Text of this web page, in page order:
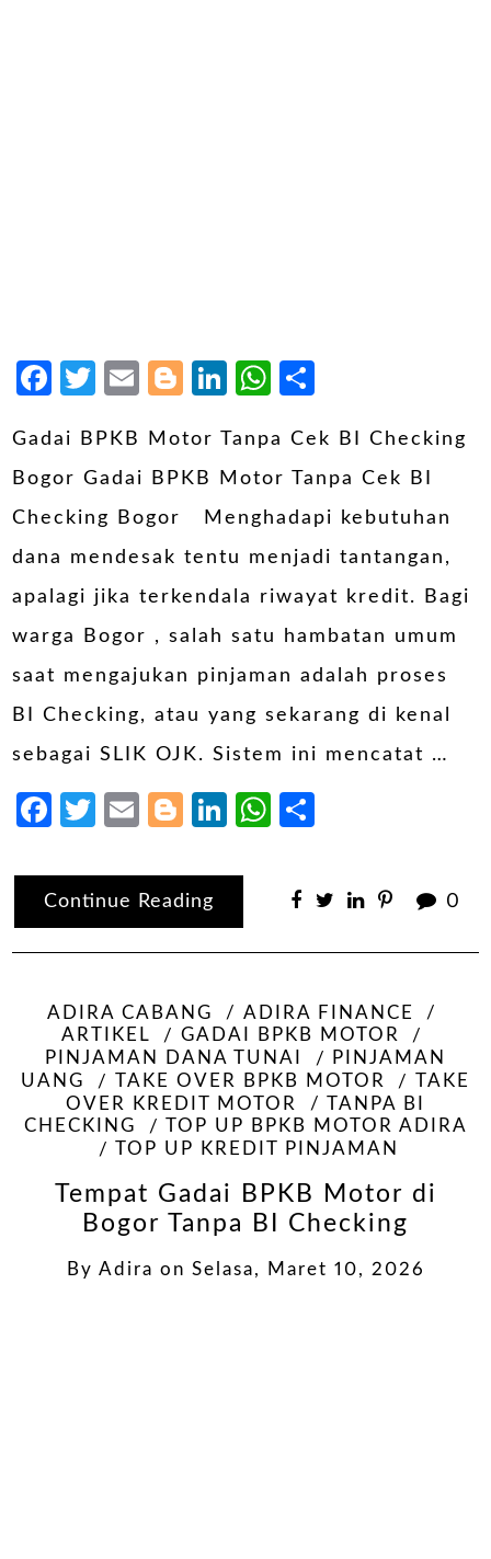
Facebook
Twitter
EmailBlogger
LinkedIn
WhatsApp
Gadai BPKB Motor Tanpa Cek BI Checking
Bogor Gadai BPKB Motor Tanpa Cek BI
Checking Bogor Menghadapi kebutuhan
dana mendesak tentu menjadi tantangan,
apalagi jika terkendala riwayat kredit. Bagi
warga Bogor , salah satu hambatan umum
saat mengajukan pinjaman adalah proses
BI Checking, atau yang sekarang di kenal
sebagai SLIK OJK. Sistem ini mencatat …
Facebook
Twitter
EmailBlogger
LinkedIn
WhatsApp
Continue Reading 0
ADIRA CABANG
ADIRA FINANCE
ARTIKEL
GADAI BPKB MOTOR
PINJAMAN DANA TUNAI
PINJAMAN
UANG
TAKE OVER BPKB MOTOR
TAKE
OVER KREDIT MOTOR
TANPA BI
CHECKING
TOP UP BPKB MOTOR ADIRA
TOP UP KREDIT PINJAMAN
Tempat Gadai BPKB Motor di
Bogor Tanpa BI Checking
By Adira on Selasa, Maret 10, 2026